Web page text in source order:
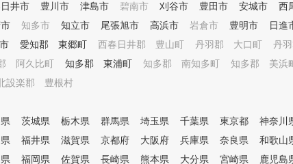
筋肉に頼
ではなく、
伸び縮み）
引き出すこ
可動域を拡
した効率的
スイングを
お約束しま
たり、様々な情報が混じり合って基本を押さ
もりでも基本から外れてしまっているという
あります。 そうなってしまいますと 基本の
には、自分のゴルフにおける「教科書」を作
約ページはこちらになります↓↓ https://
n.co.jp/lesson/school/guide/4814
井市 豊川市 津島市 碧南市 刈谷市 豊田市 安城市 西
知多市 知立市 尾張旭市 高浜市 岩倉市 豊明市 日進
愛知郡 東郷町 西春日井郡 豊山町 丹羽郡 大口町
丹
阿久比町 知多郡 東浦町 知多郡 南知多町 知多郡 美浜
設楽郡 豊根村
茨城県 栃木県 群馬県 埼玉県 千葉県 東京都 神奈川
福井県 滋賀県 京都府 大阪府 兵庫県 奈良県 和歌山
福岡県 佐賀県 長崎県 熊本県 大分県 宮崎県 鹿児島